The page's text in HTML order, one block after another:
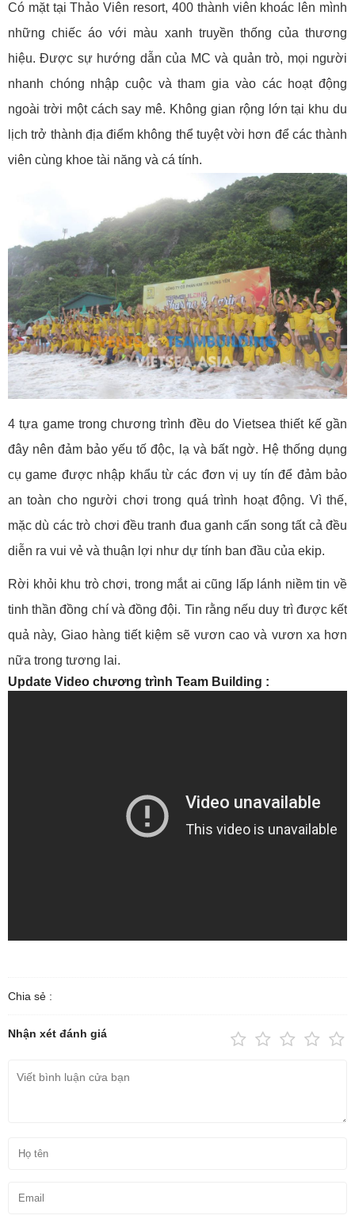
Có mặt tại Thảo Viên resort, 400 thành viên khoác lên mình
những chiếc áo với màu xanh truyền thống của thương
hiệu. Được sự hướng dẫn của MC và quản trò, mọi người
nhanh chóng nhập cuộc và tham gia vào các hoạt động
ngoài trời một cách say mê. Không gian rộng lớn tại khu du
lịch trở thành địa điểm không thể tuyệt vời hơn để các thành
viên cùng khoe tài năng và cá tính.
4 tựa game trong chương trình đều do Vietsea thiết kế gần
đây nên đảm bảo yếu tố độc, lạ và bất ngờ. Hệ thống dụng
cụ game được nhập khẩu từ các đơn vị uy tín để đảm bảo
an toàn cho người chơi trong quá trình hoạt động. Vì thế,
mặc dù các trò chơi đều tranh đua ganh cấn song tất cả đều
diễn ra vui vẻ và thuận lợi như dự tính ban đầu của ekip.
Rời khỏi khu trò chơi, trong mắt ai cũng lấp lánh niềm tin về
tinh thần đồng chí và đồng đội. Tin rằng nếu duy trì được kết
quả này, Giao hàng tiết kiệm sẽ vươn cao và vươn xa hơn
nữa trong tương lai.
Update Video chương trình Team Building :
Chia sẻ :
Nhận xét đánh giá